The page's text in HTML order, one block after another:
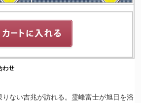
ない吉兆が訪れる。霊峰富士が旭日を浴